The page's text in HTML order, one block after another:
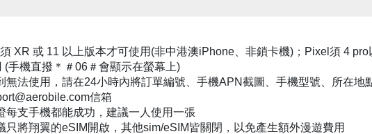
XR 或 11 以上版本才可使用(非中港澳iPhone、非鎖卡機)；Pixel須 4
(手機直撥＊＃06＃會顯示在螢幕上)
無法使用，請在24小時內將訂單編號、手機APN截圖、手機型號、所在地
信箱
每支手機都能成功，建議一人使用一張
只將翔翼的eSIM開啟，其他sim/eSIM皆關閉，以免產生額外漫遊費用